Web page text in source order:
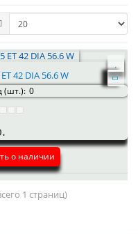
42 DIA 56.6 W
(шт.): 0
о наличии
1 страниц)